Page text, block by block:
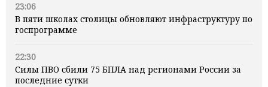
23:06
В пяти школах столицы обновляют инфраструктуру по
госпрограмме
22:30
Силы ПВО сбили 75 БПЛА над регионами России за
последние сутки